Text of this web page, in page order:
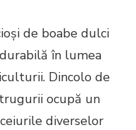
de boabe dulci
în lumea
Dincolo de
ocupă un
diverselor